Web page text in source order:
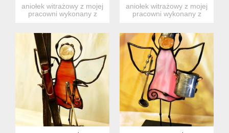
aniołek witrażowy z mojej
pracowni wykonany z
aniołek witrażowy z mojej
pracowni wykonany z